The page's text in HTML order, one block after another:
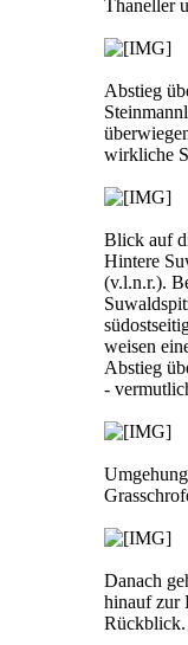
Thaneller
Abstieg
wirkliche
Blick auf
Hintere
(v.l.n.r.).
weisen
Abstieg
-
Danach
hinauf zur
Rückblick.